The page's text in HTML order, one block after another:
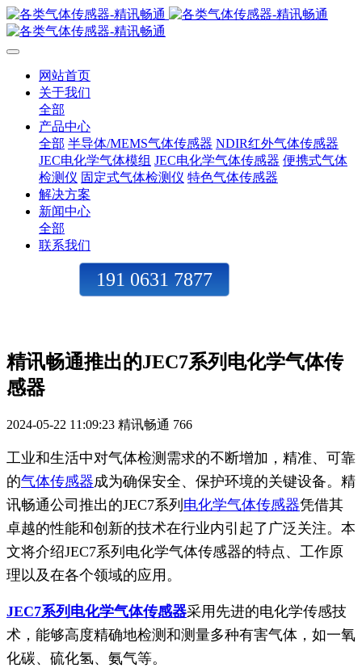
网站首页
关于我们
全部
产品中心
全部 半导体/MEMS气体传感器 NDIR红外气体传感器
JEC电化学气体模组 JEC电化学气体传感器 便携式气体
检测仪 固定式气体检测仪 特色气体传感器
解决方案
新闻中心
全部
联系我们
191 0631 7877
精讯畅通推出的JEC7系列电化学气体传
感器
2024-05-22 11:09:23 精讯畅通 766
工业和生活中对气体检测需求的不断增加，精准、可靠
的气体传感器成为确保安全、保护环境的关键设备。精
讯畅通公司推出的JEC7系列 电化学气体传感器凭借其
卓越的性能和创新的技术在行业内引起了广泛关注。本
文将介绍JEC7系列电化学气体传感器的特点、工作原
理以及在各个领域的应用。
JEC7系列电化学气体传感器采用先进的电化学传感技
术，能够高度精确地检测和测量多种有害气体，如一氧
化碳、硫化氢、氨气等。